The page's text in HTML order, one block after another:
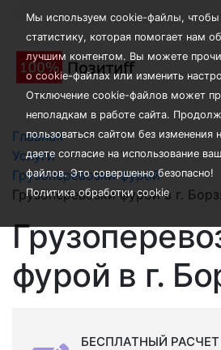
Главная
Услуги
Грузоперевозки фурой
Грузоперевозки фурой в г.
фурой в г.
БЕСПЛАТНЫЙ РАСЧЕТ
Мы используем cookie-файлы, чтобы
статистику, которая помогает нам
лучшим контентом. Вы можете
о cookie-файлах или изменить
Отключение cookie-файлов может
неполадкам в работе сайта.
пользоваться сайтом без изменения
даете согласие на использование
файлов. Это совершенно безопасно!
Политика обработки cookie